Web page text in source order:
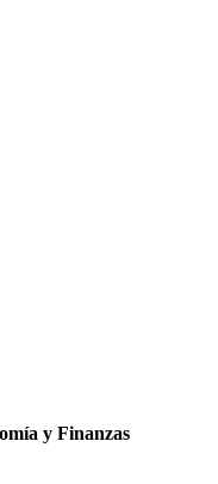
y Finanzas